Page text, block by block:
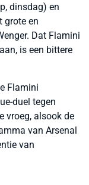
dinsdag) en
grote en
Dat Flamini
is een bittere
Flamini
duel tegen
vroeg, alsook de
van Arsenal
van